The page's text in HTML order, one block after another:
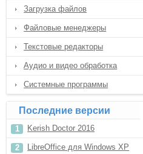
Загрузка файлов
Файловые менеджеры
Текстовые редакторы
Аудио и видео обработка
Системные программы
Последние версии
Kerish Doctor 2016
LibreOffice для Windows XP